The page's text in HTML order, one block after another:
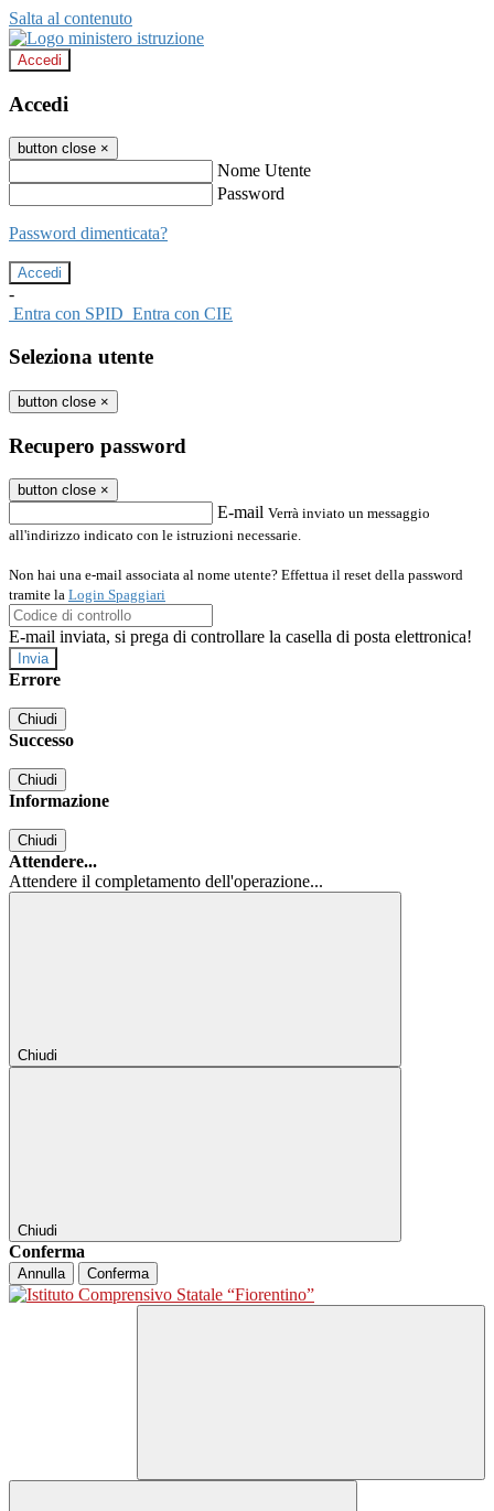
Salta al contenuto
Accedi
Accedi
button close ×
Nome Utente
Password
Password dimenticata?
-
Entra con SPID Entra con CIE
Seleziona utente
button close ×
Recupero password
button close ×
E-mail Verrà inviato un messaggio
all'indirizzo indicato con le istruzioni necessarie.
Non hai una e-mail associata al nome utente? Effettua il reset della password
tramite la Login Spaggiari
E-mail inviata, si prega di controllare la casella di posta elettronica!
Errore
Chiudi
Successo
Chiudi
Informazione
Chiudi
Attendere...
Attendere il completamento dell'operazione...
Chiudi
Chiudi
Conferma
Annulla Conferma